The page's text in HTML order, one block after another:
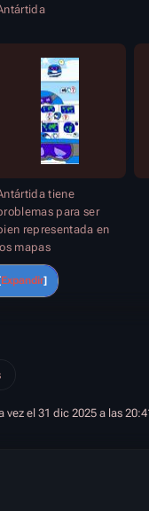
tiene
para ser
representada en
mapas
Expandir
vez el 31 dic 2025 a las